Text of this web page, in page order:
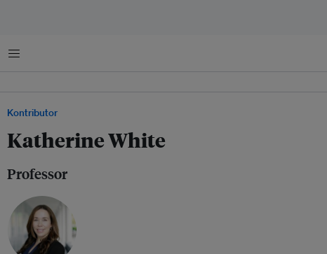
Menu
Kontributor
Katherine White
Professor